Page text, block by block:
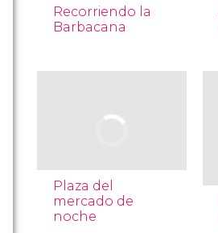
Recorriendo la
Barbacana
Plaza del
mercado de
noche